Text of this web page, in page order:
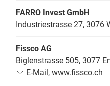
FARRO Invest GmbH
Industriestrasse 27, 3076
Fissco AG
Biglenstrasse 505, 3077
E-Mail , www.fissco.ch